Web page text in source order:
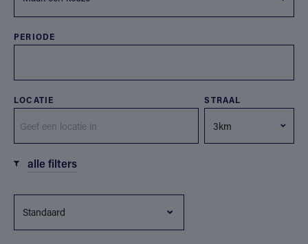
PERIODE
LOCATIE STRAAL
alle filters